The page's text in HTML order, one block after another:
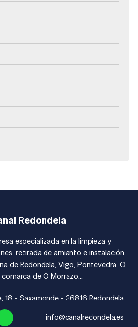
Redondela
especializada en la limpieza y
retirada de amianto e instalación
de Redondela, Vigo, Pontevedra, O
de O Morrazo...
18 - Saxamonde - 36816 Redondela
info@canalredondela.es